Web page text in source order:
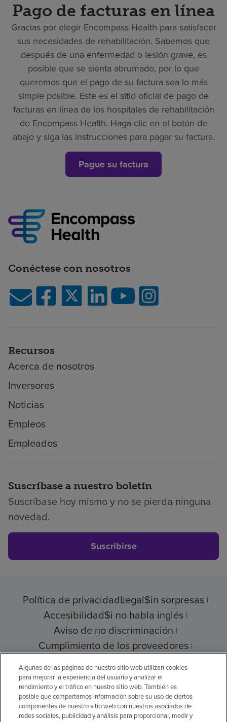
Pago de facturas en línea
Gracias por elegir Encompass Health para satisfacer
sus necesidades de rehabilitación. Sabemos que
después de una enfermedad o lesión grave, es
posible que se sienta abrumado, por lo que
queremos que el pago de su factura sea lo más
simple posible. Este es el sitio oficial de pago de
facturas en línea de los hospitales de rehabilitación
de Encompass Health. Haga clic en el botón de
abajo y siga las instrucciones para pagar su factura.
Pague su factura
Conéctese con nosotros
Recursos
Acerca de nosotros
Inversores
Noticias
Empleos
Empleados
Suscríbase a nuestro boletín
Suscríbase hoy mismo y no se pierda ninguna
novedad.
Suscribirse
Política de privacidadLegalSin sorpresas
AccesibilidadSi no habla inglés
Aviso de no discriminación
Cumplimiento de los proveedores
© 2026 Encompass Health Corporation
Algunas de las páginas de nuestro sitio web utilizan cookies
para mejorar la experiencia del usuario y analizar el
rendimiento y el tráfico en nuestro sitio web. También es
posible que compartamos información sobre su uso de ciertos
componentes de nuestro sitio web con nuestros asociados de
redes sociales, publicidad y análisis para proporcionar, medir y